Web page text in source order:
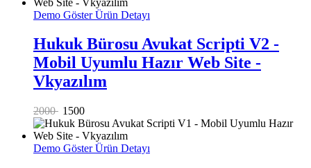
Demo GösterÜrün Detayı
Hukuk Bürosu Avukat Scripti V2 -
Mobil Uyumlu Hazır Web Site -
Vkyazılım
2000 1500
Demo GösterÜrün Detayı